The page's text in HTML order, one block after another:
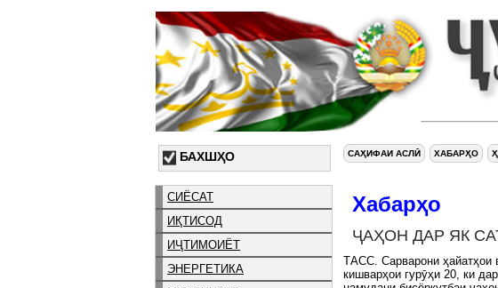
БАХШҲО
СИЁСАТ
ИҚТИСОД
ИҶТИМОИЁТ
ЭНЕРГЕТИКА
САҲИФАИ АСЛӢ ХАБАРҲО
Хабарҳо
ҶАҲОН ДАР ЯК
ТАСС. Сарварони ҳайатҳои
кишварҳои гурӯҳи 20, ки